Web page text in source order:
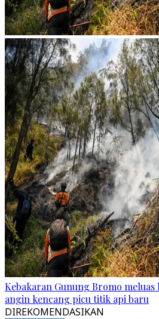
Kebakaran Gunung Bromo
angin kencang picu titik api baru
DIREKOMENDASIKAN